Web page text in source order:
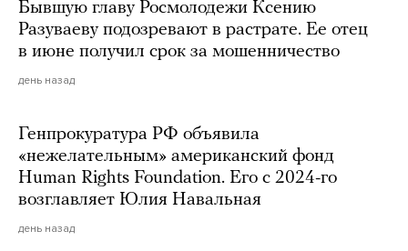
Бывшую главу Росмолодежи Ксению
Разуваеву подозревают в растрате. Ее отец
в июне получил срок за мошенничество
день назад
Генпрокуратура РФ объявила
«нежелательным» американский фонд
Human Rights Foundation. Его с 2024-го
возглавляет Юлия Навальная
день назад